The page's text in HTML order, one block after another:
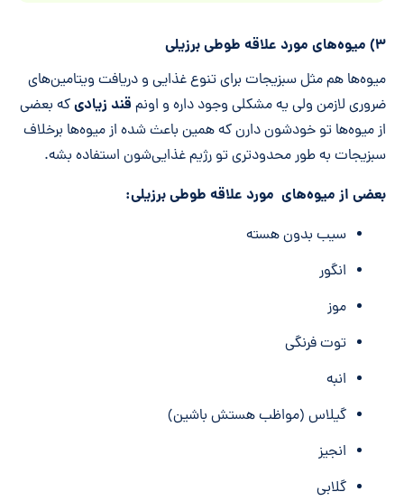
۳) میوه‌های مورد علاقه طوطی برزیلی
میوه‌ها هم مثل سبزیجات برای تنوع غذایی و دریافت ویتامین‌های
ضروری لازمن ولی یه مشکلی وجود داره و اونم قند زیادیکه بعضی
از میوه‌ها تو خودشون دارن که همین باعث شده از میوه‌ها برخلاف
سبزیجات به طور محدود‌تری تو رژیم غذایی‌شون استفاده بشه.
بعضی از میوه‌های مورد علاقه طوطی برزیلی:
سیب بدون هسته
انگور
موز
توت فرنگی
انبه
گیلاس (مواظب هستش باشین)
انجیز
گلابی